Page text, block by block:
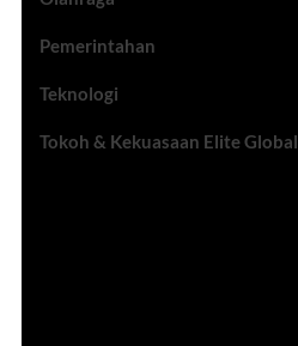
Pemerintahan
Teknologi
Tokoh & Kekuasaan Elite Global